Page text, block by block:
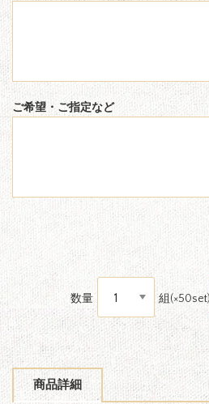
ご希望・ご指定など
数量 組(×50set)
商品詳細